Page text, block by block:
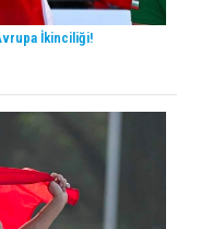
İkinciliği!